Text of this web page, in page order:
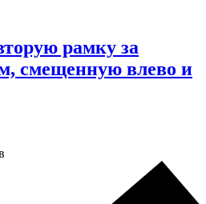
рамку за
смещенную влево и